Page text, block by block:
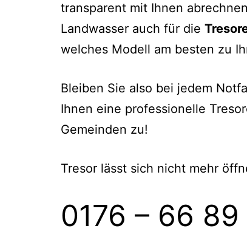
transparent mit Ihnen
Landwasser auch für die
welches Modell am besten zu
Bleiben Sie also bei jedem
Ihnen eine professionelle
Gemeinden zu!
Tresor lässt sich nicht mehr
0176 – 66